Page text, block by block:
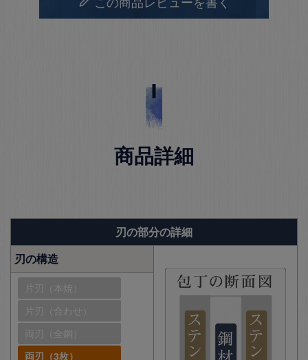
商品詳細
刃の部分の詳細
刃の構造
片刃（本焼）
片刃（合わせ）
両刃（全鋼）
両刃（3枚）